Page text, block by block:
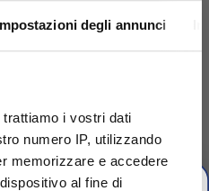
degli annunci
trattiamo i vostri dati
numero IP, utilizzando
memorizzare e accedere
al fine di